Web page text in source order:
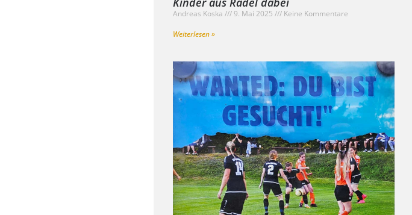
Andreas Koska 9. Mai 2025
Keine Kommentare
Weiterlesen »